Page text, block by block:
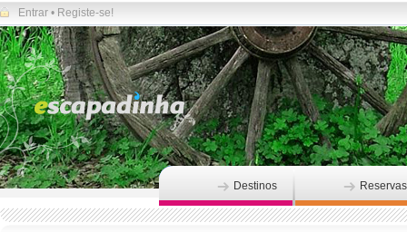
Entrar • Registe-se!
Destinos Reservas